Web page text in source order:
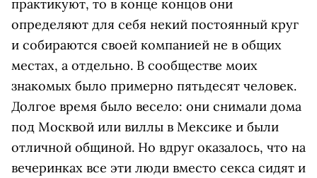
практикуют, то в конце концов они
определяют для себя некий постоянный круг
и собираются своей компанией не в общих
местах, а отдельно. В сообществе моих
знакомых было примерно пятьдесят человек.
Долгое время было весело: они снимали дома
под Москвой или виллы в Мексике и были
отличной общиной. Но вдруг оказалось, что на
вечеринках все эти люди вместо секса сидят и